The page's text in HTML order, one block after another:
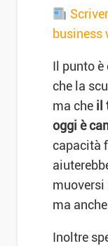
business
Il punto
che la
ma che il
oggi è
capacità
muoversi
ma
Inoltre